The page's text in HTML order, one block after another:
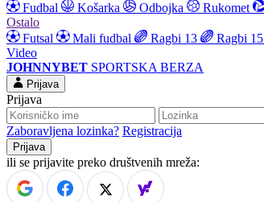
Fudbal
Košarka Odbojka Rukomet
Ostalo
Futsal
Mali fudbal Ragbi 13 Ragbi 15
Video
JOHNNYBET SPORTSKA BERZA
Prijava
Prijava
Zaboravljena lozinka? Registracija
ili se prijavite preko društvenih mreža: